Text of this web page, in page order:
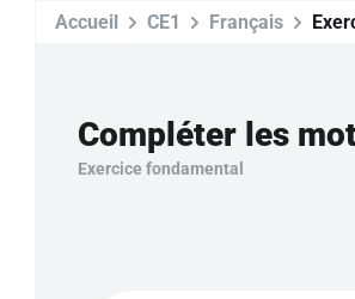
Accueil CE1 Français
Exercice fondamental